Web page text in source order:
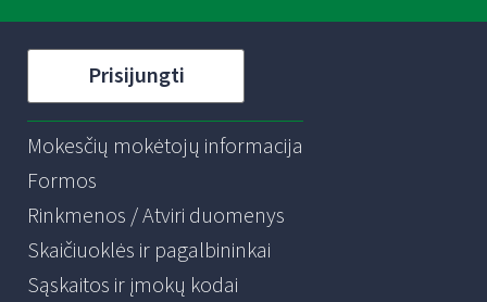
Prisijungti
Mokesčių mokėtojų informacija
Formos
Rinkmenos / Atviri duomenys
Skaičiuoklės ir pagalbininkai
Sąskaitos ir įmokų kodai